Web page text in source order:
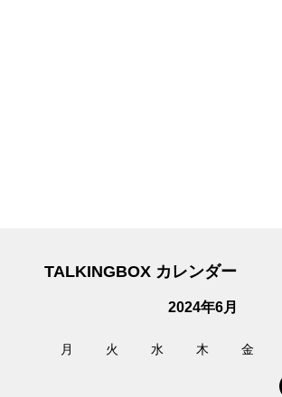
TALKINGBOX カレンダー
2024年6月
月 火 水 木 金